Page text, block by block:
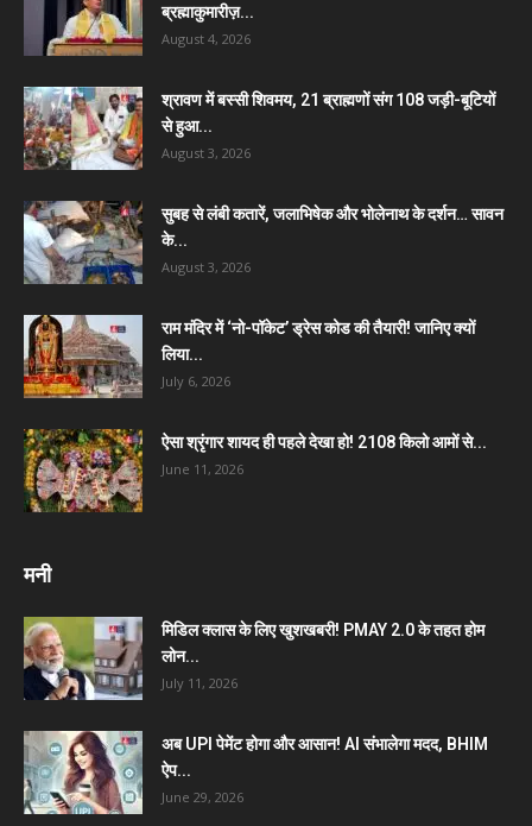
ब्रह्माकुमारीज़...
August 4, 2026
श्रावण में बस्सी शिवमय, 21 ब्राह्मणों संग 108 जड़ी-बूटियों
से हुआ...
August 3, 2026
सुबह से लंबी कतारें, जलाभिषेक और भोलेनाथ के दर्शन… सावन
के...
August 3, 2026
राम मंदिर में ‘नो-पॉकेट’ ड्रेस कोड की तैयारी! जानिए क्यों
लिया...
July 6, 2026
ऐसा श्रृंगार शायद ही पहले देखा हो! 2108 किलो आमों से...
June 11, 2026
मनी
मिडिल क्लास के लिए खुशखबरी! PMAY 2.0 के तहत होम
लोन...
July 11, 2026
अब UPI पेमेंट होगा और आसान! AI संभालेगा मदद, BHIM
ऐप...
June 29, 2026